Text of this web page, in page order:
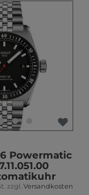
Powermatic
zzgl. Versandkosten